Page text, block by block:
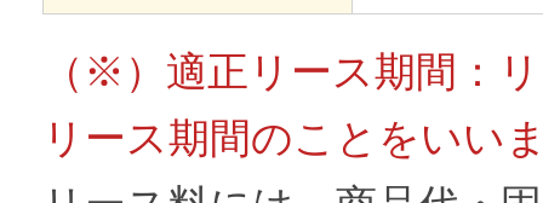
（※）適正リース期間：
リース期間のことをいい